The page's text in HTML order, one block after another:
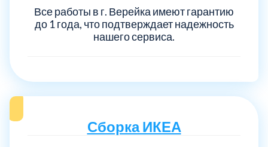
Все работы в г. Верейка имеют гарантию
до 1 года, что подтверждает надежность
нашего сервиса.
Сборка ИКЕА